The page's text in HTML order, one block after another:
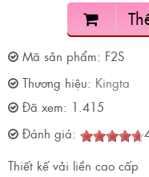
Mã sản phẩm: F2S
Thương hiệu: Kingta
Đã xem: 1.415
Đánh giá:
Thiết kế vải liền cao cấp